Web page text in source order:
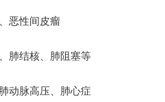
恶性间皮瘤
肺结核、肺阻塞等
肺动脉高压、肺心症